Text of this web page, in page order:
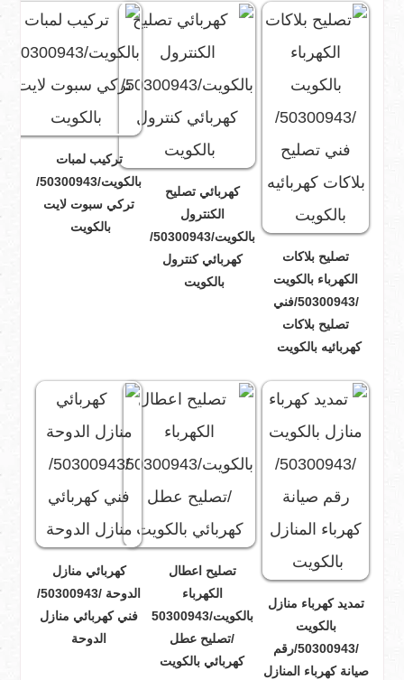
تصليح بلاكات
الكهرباء بالكويت
/50300943/فني
تصليح بلاكات
كهربائيه بالكويت
كهربائي تصليح
الكنترول
بالكويت/50300943/
كهربائي كنترول
بالكويت
تركيب لمبات
بالكويت/50300943/
تركي سبوت لايت
بالكويت
تمديد كهرباء منازل
بالكويت
/50300943/رقم
صيانة كهرباء المنازل
تصليح اعطال
الكهرباء
بالكويت/50300943
/تصليح عطل
كهربائي بالكويت
كهربائي منازل
الدوحة /50300943/
فني كهربائي منازل
الدوحة